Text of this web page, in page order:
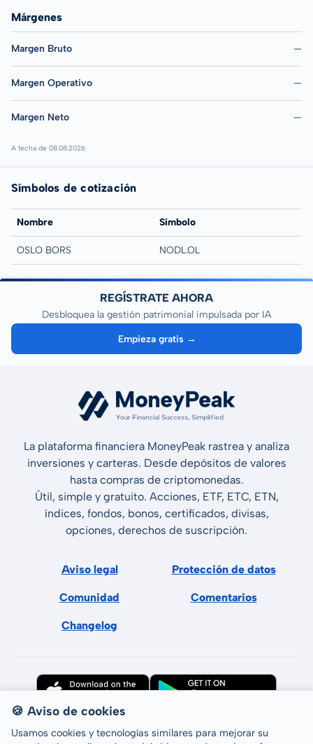
Márgenes
Margen Bruto —
Margen Operativo —
Margen Neto —
A fecha de 08.08.2026
Símbolos de cotización
Nombre Símbolo
OSLO BORS NODL.OL
REGÍSTRATE AHORA
Desbloquea la gestión patrimonial impulsada por IA
Empieza gratis →
La plataforma financiera MoneyPeak rastrea y analiza
inversiones y carteras. Desde depósitos de valores
hasta compras de criptomonedas.
Útil, simple y gratuito. Acciones, ETF, ETC, ETN,
índices, fondos, bonos, certificados, divisas,
opciones, derechos de suscripción.
Aviso legal Protección de datos
Comunidad Comentarios
Changelog
🍪 Aviso de cookies
Usamos cookies y tecnologías similares para mejorar su